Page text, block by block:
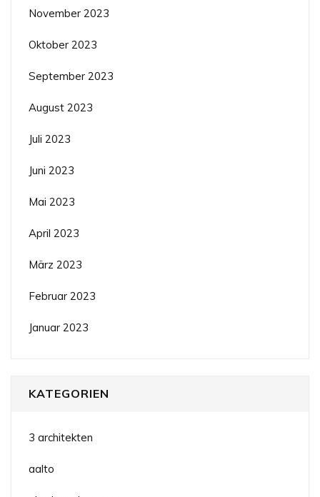
November 2023
Oktober 2023
September 2023
August 2023
Juli 2023
Juni 2023
Mai 2023
April 2023
März 2023
Februar 2023
Januar 2023
KATEGORIEN
3 architekten
aalto